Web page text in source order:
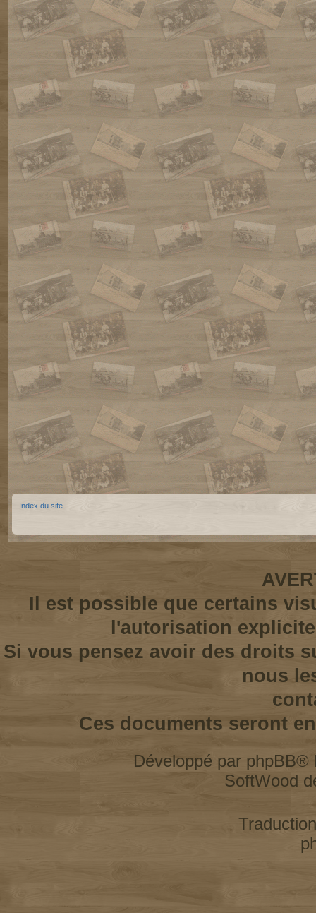
Index du site
Il est possible que certains
l'autorisation
Si vous pensez avoir des droits
nous
Ces documents seront
Développé par phpBB®
SoftWood